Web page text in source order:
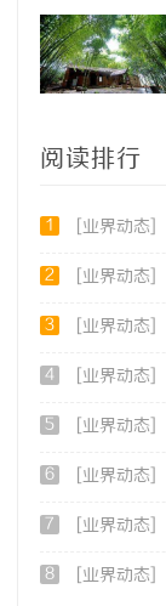
阅读排行
1 [业界动态]
2 [业界动态]
3 [业界动态]
4 [业界动态]
5 [业界动态]
6 [业界动态]
7 [业界动态]
8 [业界动态]